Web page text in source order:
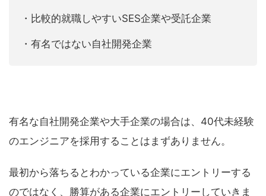
・比較的就職しやすいSES企業や受託企業
・有名ではない自社開発企業
有名な自社開発企業や大手企業の場合は、40代未経験
のエンジニアを採用することはまずありません。
最初から落ちるとわかっている企業にエントリーする
のではなく、勝算がある企業にエントリーしていきま